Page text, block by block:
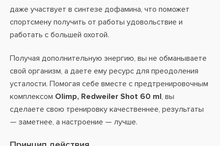
даже участвует в синтезе дофамина, что поможет
спортсмену получить от работы удовольствие и
работать с большей охотой.
Получая дополнительную энергию, вы не обманываете
свой организм, а даете ему ресурс для преодоления
усталости. Помогая себе вместе с предтренировочным
комплексом Olimp, Redweiler Shot 60 ml, вы
сделаете свою тренировку качественнее, результаты
— заметнее, а настроение — лучше.